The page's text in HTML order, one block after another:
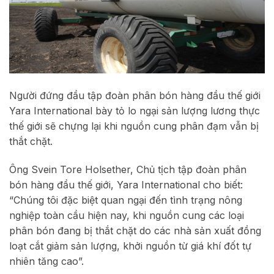
Người đứng đầu tập đoàn phân bón hàng đầu thế giới
Yara International bày tỏ lo ngại sản lượng lương thực
thế giới sẽ chựng lại khi nguồn cung phân đạm vẫn bị
thắt chặt.
Ông Svein Tore Holsether, Chủ tịch tập đoàn phân
bón hàng đầu thế giới, Yara International cho biết:
“Chúng tôi đặc biệt quan ngại đến tình trạng nông
nghiệp toàn cầu hiện nay, khi nguồn cung các loại
phân bón đang bị thắt chặt do các nhà sản xuất đồng
loạt cắt giảm sản lượng, khởi nguồn từ giá khí đốt tự
nhiên tăng cao”.